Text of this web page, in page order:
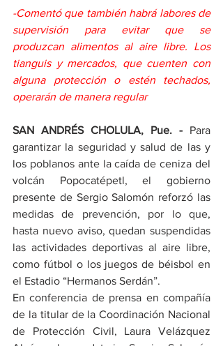
-Comentó que también habrá labores de
supervisión para evitar que se
produzcan alimentos al aire libre. Los
tianguis y mercados, que cuenten con
alguna protección o estén techados,
operarán de manera regular
SAN ANDRÉS CHOLULA, Pue. - Para
garantizar la seguridad y salud de las y
los poblanos ante la caída de ceniza del
volcán Popocatépetl, el gobierno
presente de Sergio Salomón reforzó las
medidas de prevención, por lo que,
hasta nuevo aviso, quedan suspendidas
las actividades deportivas al aire libre,
como fútbol o los juegos de béisbol en
el Estadio “Hermanos Serdán”.
En conferencia de prensa en compañía
de la titular de la Coordinación Nacional
de Protección Civil, Laura Velázquez